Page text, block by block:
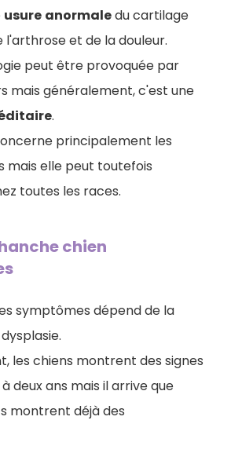
usure anormaledu cartilage
l'arthrose et de la douleur.
peut être provoquée par
mais généralement, c'est une
.
principalement les
mais elle peut toutefois
toutes les races.
chien
symptômes dépend de la
les chiens montrent des signes
deux ans mais il arrive que
montrent déjà des